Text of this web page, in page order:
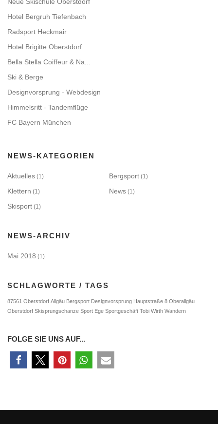
Neue Skischule Oberstdorf
Hotel Bergruh Tiefenbach
Radsport Heckmair
Hotel Brigitte Oberstdorf
Bella Stella Coiffeur & Na...
Ski & Berge
Designvorsprung - Webdesign
Himmelsritt - Tandemflüge
FC Bayern München
NEWS-KATEGORIEN
Aktuelles (1) Bergsport (1)
Klettern (1) News (1)
Skisport (1)
NEWS-ARCHIV
Mai 2018 (1)
SCHLAGWORTE / TAGS
87561 Oberstdorf Allgäu Bergsport Designvorsprung Hauptstraße 8 Oberallgäu
Oberstdorf Skisprungschanze Sport Ege Sportgeschäft Tobi Wirth Wandern
FOLGE SIE UNS AUF...